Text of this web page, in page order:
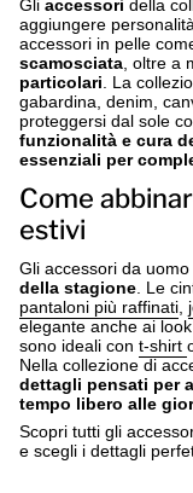
Gli accessori della
aggiungere
accessori in pelle
scamosciata, oltre a
particolari. La
gabardina, denim,
proteggersi dal sole
funzionalità e cura
essenziali per
Come
estivi
Gli accessori da
della stagione. Le
pantaloni più raffinati,
elegante anche ai
sono ideali con t-shirt
Nella collezione di
dettagli pensati per
tempo libero alle
Scopri tutti gli
e scegli i dettagli